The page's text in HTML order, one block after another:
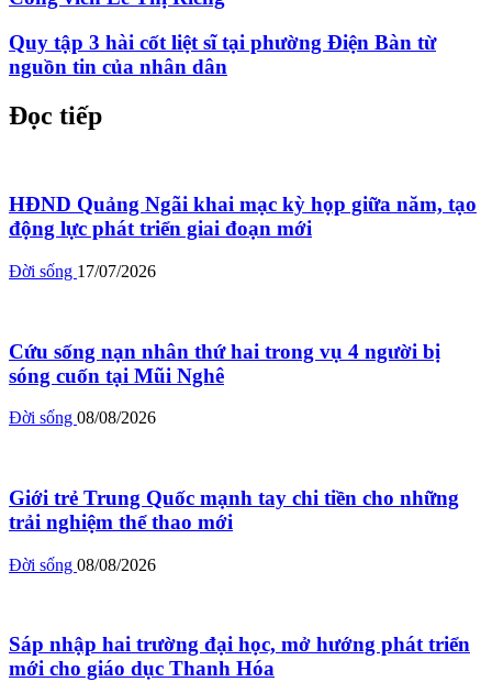
Quy tập 3 hài cốt liệt sĩ tại phường Điện Bàn từ
nguồn tin của nhân dân
Đọc tiếp
HĐND Quảng Ngãi khai mạc kỳ họp giữa năm, tạo
động lực phát triển giai đoạn mới
Đời sống 17/07/2026
Cứu sống nạn nhân thứ hai trong vụ 4 người bị
sóng cuốn tại Mũi Nghê
Đời sống 08/08/2026
Giới trẻ Trung Quốc mạnh tay chi tiền cho những
trải nghiệm thể thao mới
Đời sống 08/08/2026
Sáp nhập hai trường đại học, mở hướng phát triển
mới cho giáo dục Thanh Hóa